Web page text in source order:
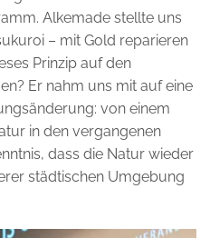
Alkemade stellte uns
– mit Gold reparieren
Prinzip auf den
Er nahm uns mit auf eine
von einem
in den vergangenen
dass die Natur wieder
städtischen Umgebung